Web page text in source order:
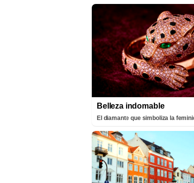
Belleza indomable
El diamante que simboliza la